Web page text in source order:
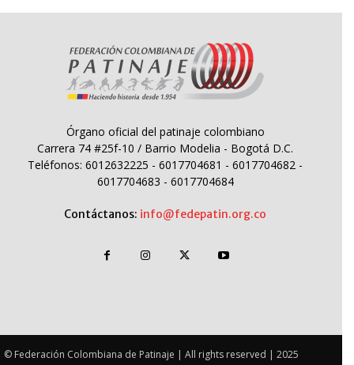
Órgano oficial del patinaje colombiano
Carrera 74 #25f-10 / Barrio Modelia - Bogotá D.C.
Teléfonos: 6012632225 - 6017704681 - 6017704682 -
6017704683 - 6017704684
Contáctanos: info@fedepatin.org.co
© Federación Colombiana de Patinaje | All rights reserved | 2025